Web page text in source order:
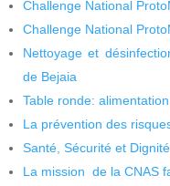
Challenge National
Challenge National
Nettoyage et
de Bejaia
Table ronde:
La prévention des
Santé, Sécurité et
La mission de la CNAS